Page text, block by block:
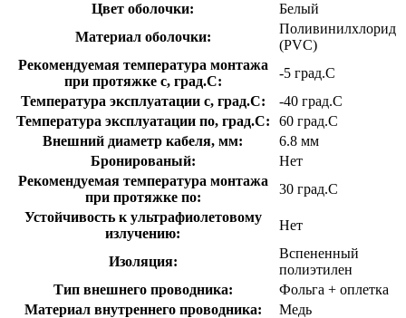
Цвет оболочки:
Белый
Материал оболочки:
Поливинилхлорид
(PVC)
Рекомендуемая температура монтажа
при протяжке с, град.C:
-5 град.C
Температура эксплуатации с, град.C:
-40 град.C
Температура эксплуатации по, град.C:
60 град.C
Внешний диаметр кабеля, мм:
6.8 мм
Бронированый:
Нет
Рекомендуемая температура монтажа
при протяжке по:
30 град.C
Устойчивость к ультрафиолетовому
излучению:
Нет
Изоляция:
Вспененный
полиэтилен
Тип внешнего проводника:
Фольга + оплетка
Материал внутреннего проводника:
Медь